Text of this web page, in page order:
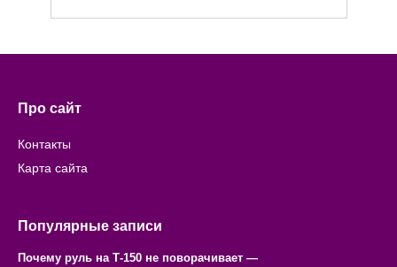
Про сайт
Контакты
Карта сайта
Популярные записи
Почему руль на Т-150 не поворачивает —